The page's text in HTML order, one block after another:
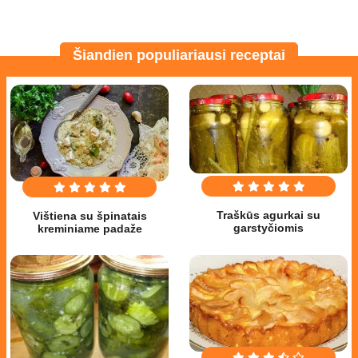
Šiandien populiariausi receptai
Vištiena su špinatais
kreminiame padaže
Traškūs agurkai su
garstyčiomis